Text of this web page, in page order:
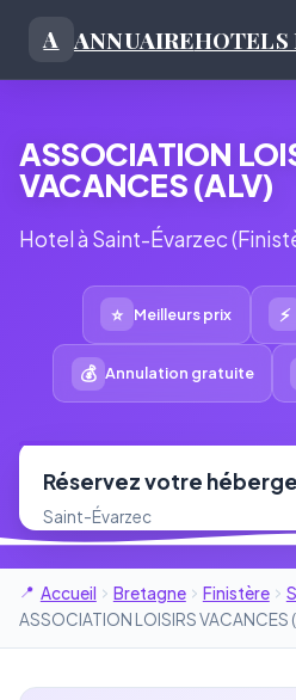
A ANNUAIREHOTELS
ASSOCIATION
VACANCES (ALV)
Hotel à Saint-Évarzec
⭐ Meilleurs prix ⚡
💰 Annulation gratuite
Réservez votre
Saint-Évarzec
Accueil Bretagne Finistère
ASSOCIATION LOISIRS VACANCES